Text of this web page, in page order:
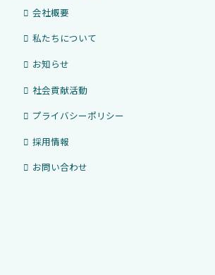
会社概要
私たちについて
お知らせ
社会貢献活動
プライバシーポリシー
採用情報
お問い合わせ